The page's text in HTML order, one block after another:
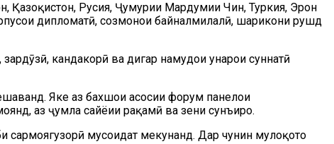
Қазоқистон, Русия, Ҷумҳурии Мардумии Чин, Туркия, Эрон
дипломатӣ, созмонҳои байналмилалӣ, шарикони рушд
кандакорӣ ва дигар намудҳои ҳунарҳои суннатӣ
Яке аз бахшҳои асосии форум панелҳои
аз ҷумла сайёҳии рақамӣ ва зеҳни сунъиро.
мусоидат мекунанд. Дар чунин мулоқотҳо